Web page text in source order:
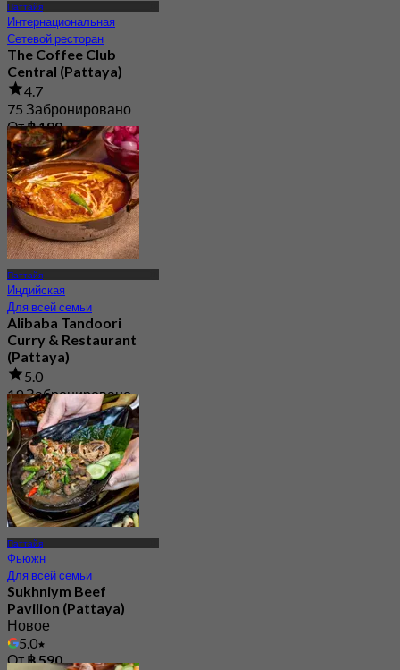
Паттайя
Интернациональная
Сетевой ресторан
The Coffee Club
Central (Pattaya)
4.7
75 Забронировано
От฿ 189
Паттайя
Индийская
Для всей семьи
Alibaba Tandoori
Curry & Restaurant
(Pattaya)
5.0
19 Забронировано
От฿ 497.5
Паттайя
Фьюжн
Для всей семьи
Sukhniym Beef
Pavilion (Pattaya)
Новое
5.0
От฿ 590